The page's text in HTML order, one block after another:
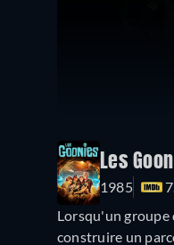
Les
1985
Lorsqu'un groupe
construire un